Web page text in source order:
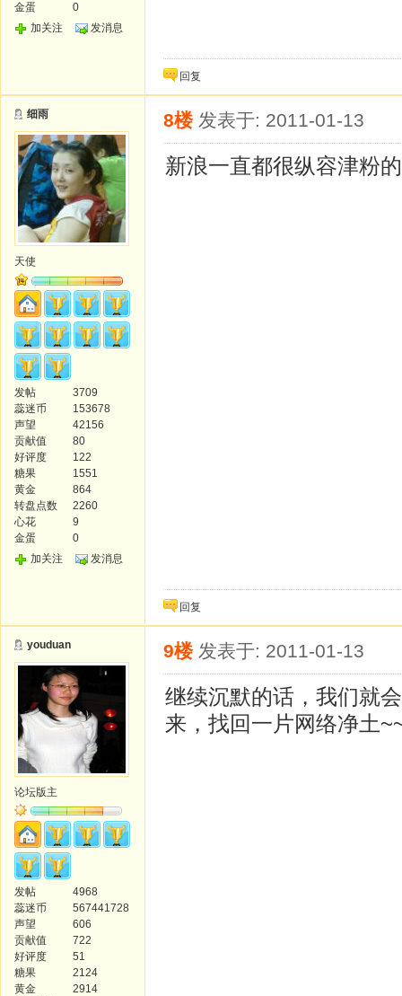
金蛋
0
加关注
发消息
回复
细雨
天使
发帖
3709
蕊迷币
153678
声望
42156
贡献值
80
好评度
122
糖果
1551
黄金
864
转盘点数
2260
心花
9
金蛋
0
加关注
发消息
8楼 发表于: 2011-01-13
新浪一直都很纵容津粉
回复
youduan
论坛版主
发帖
4968
蕊迷币
567441728
声望
606
贡献值
722
好评度
51
糖果
2124
黄金
2914
9楼 发表于: 2011-01-13
继续沉默的话，我们就
来，找回一片网络净土